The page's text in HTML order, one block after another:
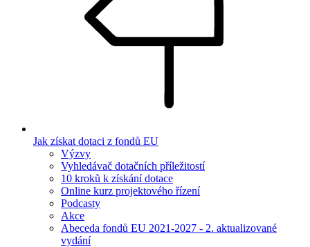
Jak získat dotaci z fondů EU
Výzvy
Vyhledávač dotačních příležitostí
10 kroků k získání dotace
Online kurz projektového řízení
Podcasty
Akce
Abeceda fondů EU 2021-2027 - 2. aktualizované
vydání